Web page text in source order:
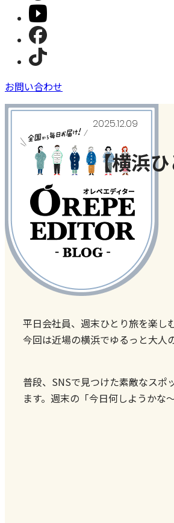
お問い合わせ
2025.12.09
【横浜
ご当地＆おでかけネタ
平日会社員、週末ひとり旅を楽し
今回は近場の横浜でゆるっと大人
普段、SNSで見つけた素敵なス
ます。週末の「今日何しようかな